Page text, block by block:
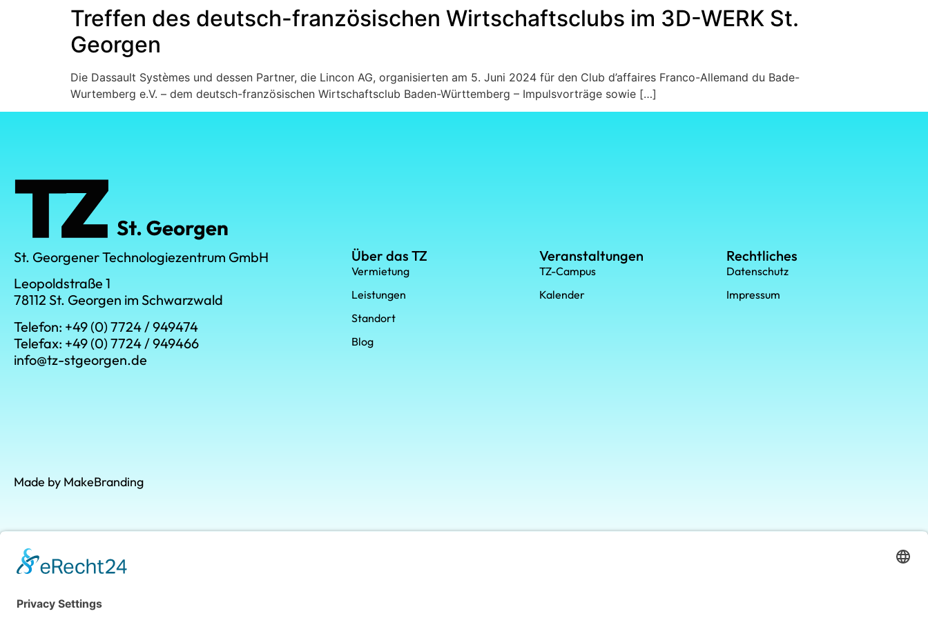
Treffen des deutsch-französischen Wirtschaftsclubs im 3D-WERK St.
Georgen
Die Dassault Systèmes und dessen Partner, die Lincon AG, organisierten am 5. Juni 2024 für den Club d’affaires Franco-Allemand du Bade-
Wurtemberg e.V. – dem deutsch-französischen Wirtschaftsclub Baden-Württemberg – Impulsvorträge sowie […]
St. Georgener Technologiezentrum GmbH
Leopoldstraße 1
78112 St. Georgen im Schwarzwald
Telefon: +49 (0) 7724 / 949474
Telefax: +49 (0) 7724 / 949466
info@tz-stgeorgen.de
Über das TZ
Vermietung
Leistungen
Standort
Blog
Veranstaltungen
TZ-Campus
Kalender
Rechtliches
Datenschutz
Impressum
Made by MakeBranding